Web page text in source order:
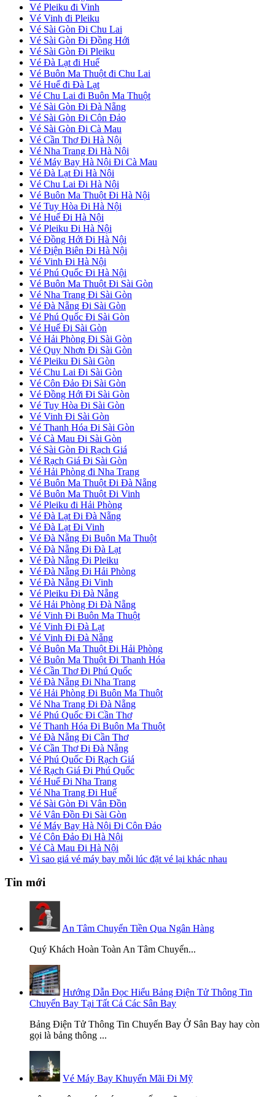
Vé Pleiku đi Vinh
Vé Vinh đi Pleiku
Vé Sài Gòn Đi Chu Lai
Vé Sài Gòn Đi Đồng Hới
Vé Sài Gòn Đi Pleiku
Vé Đà Lạt đi Huế
Vé Buôn Ma Thuột đi Chu Lai
Vé Huế đi Đà Lạt
Vé Chu Lai đi Buôn Ma Thuột
Vé Sài Gòn Đi Đà Nẵng
Vé Sài Gòn Đi Côn Đảo
Vé Sài Gòn Đi Cà Mau
Vé Cần Thơ Đi Hà Nội
Vé Nha Trang Đi Hà Nội
Vé Máy Bay Hà Nội Đi Cà Mau
Vé Đà Lạt Đi Hà Nội
Vé Chu Lai Đi Hà Nội
Vé Buôn Ma Thuột Đi Hà Nội
Vé Tuy Hòa Đi Hà Nội
Vé Huế Đi Hà Nội
Vé Pleiku Đi Hà Nội
Vé Đồng Hới Đi Hà Nội
Vé Điện Biên Đi Hà Nội
Vé Vinh Đi Hà Nội
Vé Phú Quốc Đi Hà Nội
Vé Buôn Ma Thuột Đi Sài Gòn
Vé Nha Trang Đi Sài Gòn
Vé Đà Nẵng Đi Sài Gòn
Vé Phú Quốc Đi Sài Gòn
Vé Huế Đi Sài Gòn
Vé Hải Phòng Đi Sài Gòn
Vé Quy Nhơn Đi Sài Gòn
Vé Pleiku Đi Sài Gòn
Vé Chu Lai Đi Sài Gòn
Vé Côn Đảo Đi Sài Gòn
Vé Đồng Hới Đi Sài Gòn
Vé Tuy Hòa Đi Sài Gòn
Vé Vinh Đi Sài Gòn
Vé Thanh Hóa Đi Sài Gòn
Vé Cà Mau Đi Sài Gòn
Vé Sài Gòn Đi Rạch Giá
Vé Rạch Giá Đi Sài Gòn
Vé Hải Phòng đi Nha Trang
Vé Buôn Ma Thuột Đi Đà Nẵng
Vé Buôn Ma Thuột Đi Vinh
Vé Pleiku đi Hải Phòng
Vé Đà Lạt Đi Đà Nẵng
Vé Đà Lạt Đi Vinh
Vé Đà Nẵng Đi Buôn Ma Thuột
Vé Đà Nẵng Đi Đà Lạt
Vé Đà Nẵng Đi Pleiku
Vé Đà Nẵng Đi Hải Phòng
Vé Đà Nẵng Đi Vinh
Vé Pleiku Đi Đà Nẵng
Vé Hải Phòng Đi Đà Nẵng
Vé Vinh Đi Buôn Ma Thuột
Vé Vinh Đi Đà Lạt
Vé Vinh Đi Đà Nẵng
Vé Buôn Ma Thuột Đi Hải Phòng
Vé Buôn Ma Thuột Đi Thanh Hóa
Vé Cần Thơ Đi Phú Quốc
Vé Đà Nẵng Đi Nha Trang
Vé Hải Phòng Đi Buôn Ma Thuột
Vé Nha Trang Đi Đà Nẵng
Vé Phú Quốc Đi Cần Thơ
Vé Thanh Hóa Đi Buôn Ma Thuột
Vé Đà Nẵng Đi Cần Thơ
Vé Cần Thơ Đi Đà Nẵng
Vé Phú Quốc Đi Rạch Giá
Vé Rạch Giá Đi Phú Quốc
Vé Huế Đi Nha Trang
Vé Nha Trang Đi Huế
Vé Sài Gòn Đi Vân Đồn
Vé Vân Đồn Đi Sài Gòn
Vé Máy Bay Hà Nội Đi Côn Đảo
Vé Côn Đảo Đi Hà Nội
Vé Cà Mau Đi Hà Nội
Vì sao giá vé máy bay mỗi lúc đặt vé lại khác nhau
Tin mới
An Tâm Chuyển Tiền Qua Ngân Hàng
Quý Khách Hoàn Toàn An Tâm Chuyển...
Hướng Dẫn Đọc Hiểu Bảng Điện Tử Thông Tin
Chuyến Bay Tại Tất Cả Các Sân Bay
Bảng Điện Tử Thông Tin Chuyến Bay Ở Sân Bay hay còn
gọi là bảng thông ...
Vé Máy Bay Khuyến Mãi Đi Mỹ